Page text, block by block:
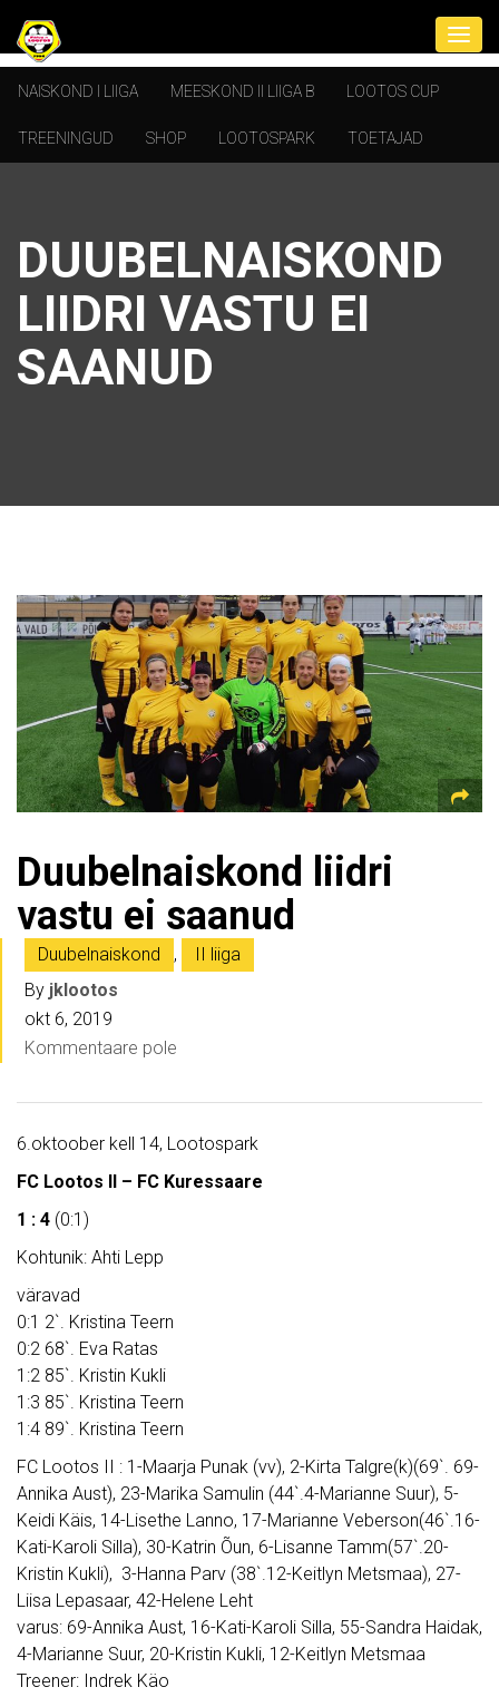
NAISKOND I LIIGA MEESKOND II LIIGA B LOOTOS CUP
TREENINGUD SHOP LOOTOSPARK TOETAJAD
DUUBELNAISKOND
LIIDRI VASTU EI
SAANUD
Duubelnaiskond liidri
vastu ei saanud
Duubelnaiskond ,
II liiga
By jklootos
okt 6, 2019
Kommentaare pole
6.oktoober kell 14, Lootospark
FC Lootos II – FC Kuressaare
1 : 4 (0:1)
Kohtunik: Ahti Lepp
väravad
0:1 2`. Kristina Teern
0:2 68`. Eva Ratas
1:2 85`. Kristin Kukli
1:3 85`. Kristina Teern
1:4 89`. Kristina Teern
FC Lootos II : 1-Maarja Punak (vv), 2-Kirta Talgre(k)(69`. 69-
Annika Aust), 23-Marika Samulin (44`.4-Marianne Suur), 5-
Keidi Käis, 14-Lisethe Lanno, 17-Marianne Veberson(46`.16-
Kati-Karoli Silla), 30-Katrin Õun, 6-Lisanne Tamm(57`.20-
Kristin Kukli), 3-Hanna Parv (38`.12-Keitlyn Metsmaa), 27-
Liisa Lepasaar, 42-Helene Leht
varus: 69-Annika Aust, 16-Kati-Karoli Silla, 55-Sandra Haidak,
4-Marianne Suur, 20-Kristin Kukli, 12-Keitlyn Metsmaa
Treener: Indrek Käo